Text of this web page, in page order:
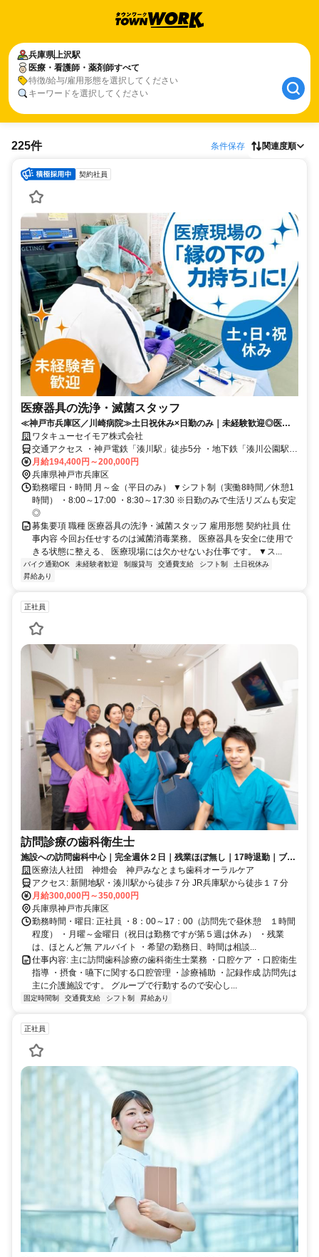
兵庫県上沢駅
医療・看護師・薬剤師すべて
特徴/給与/雇用形態を選択してください
キーワードを選択してください
225件 条件保存 関連度順
契約社員
医療器具の洗浄・滅菌スタッフ
≪神戸市兵庫区／川崎病院≫土日祝休み×日勤のみ｜未経験歓迎◎医療
現場を支えるサポートスタッフ募集！
ワタキューセイモア株式会社
交通アクセス ・神戸電鉄「湊川駅」徒歩5分 ・地下鉄「湊川公園駅」
徒歩5分
月給194,400円～200,000円
兵庫県神戸市兵庫区
勤務曜日・時間 月～金（平日のみ） ▼シフト制（実働8時間／休憩1
時間） ・8:00～17:00 ・8:30～17:30 ※日勤のみで生活リズムも安定
◎
募集要項 職種 医療器具の洗浄・滅菌スタッフ 雇用形態 契約社員 仕
事内容 今回お任せするのは滅菌消毒業務。 医療器具を安全に使用で
きる状態に整える、 医療現場には欠かせないお仕事です。 ▼ス...
バイク通勤OK 未経験者歓迎 制服貸与 交通費支給 シフト制
土日祝休み
昇給あり
正社員
訪問診療の歯科衛生士
施設への訪問歯科中心｜完全週休２日｜残業ほぼ無し｜17時退勤｜ブラ
ンク歓迎｜一緒に地域の患者様を支える歯科衛生士を募集しています
医療法人社団 神燈会 神戸みなとまち歯科オーラルケア
アクセス: 新開地駅・湊川駅から徒歩７分 JR兵庫駅から徒歩１７分
月給300,000円～350,000円
兵庫県神戸市兵庫区
勤務時間・曜日: 正社員 ・8：00～17：00（訪問先で昼休憩 １時間
程度） ・月曜～金曜日（祝日は勤務ですが第５週は休み） ・残業
は、ほとんど無 アルバイト ・希望の勤務日、時間は相談...
仕事内容: 主に訪問歯科診療の歯科衛生士業務 ・口腔ケア ・口腔衛生
指導 ・摂食・嚥下に関する口腔管理 ・診療補助 ・記録作成 訪問先は
主に介護施設です。 グループで行動するので安心し...
固定時間制 交通費支給 シフト制 昇給あり
正社員